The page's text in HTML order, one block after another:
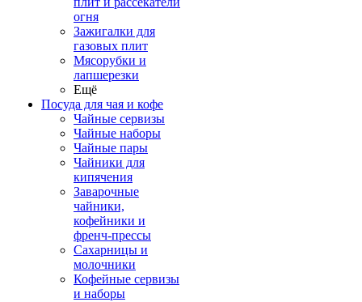
огня
Зажигалки для
газовых плит
Мясорубки и
лапшерезки
Ещё
Посуда для чая и кофе
Чайные сервизы
Чайные наборы
Чайные пары
Чайники для
кипячения
Заварочные
чайники,
кофейники и
френч-прессы
Сахарницы и
молочники
Кофейные сервизы
и наборы